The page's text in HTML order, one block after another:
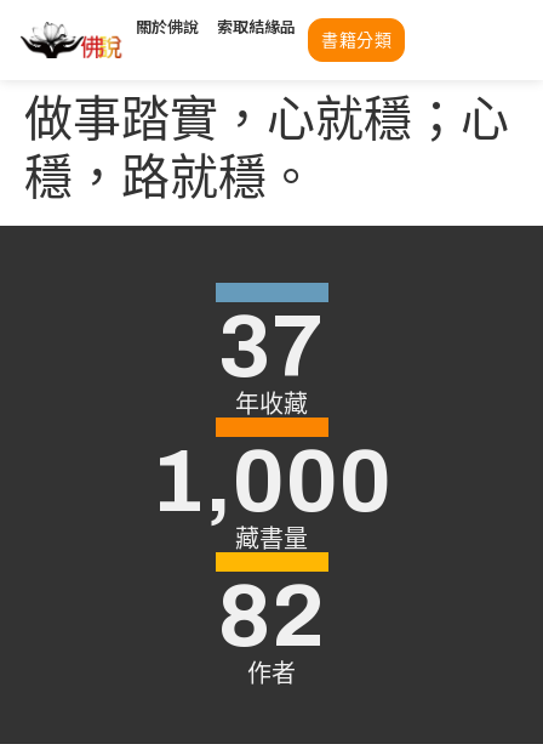
關於佛說 索取結緣品
書籍分類
做事踏實，心就穩；心
穩，路就穩。
年收藏
37
藏書量
1,000
作者
82